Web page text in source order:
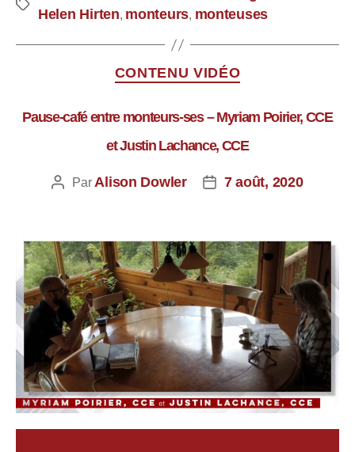
Helen Hirten, monteurs, monteuses
CONTENU VIDÉO
Pause-café entre monteurs-ses – Myriam Poirier, CCE
et Justin Lachance, CCE
Par Alison Dowler 7 août, 2020